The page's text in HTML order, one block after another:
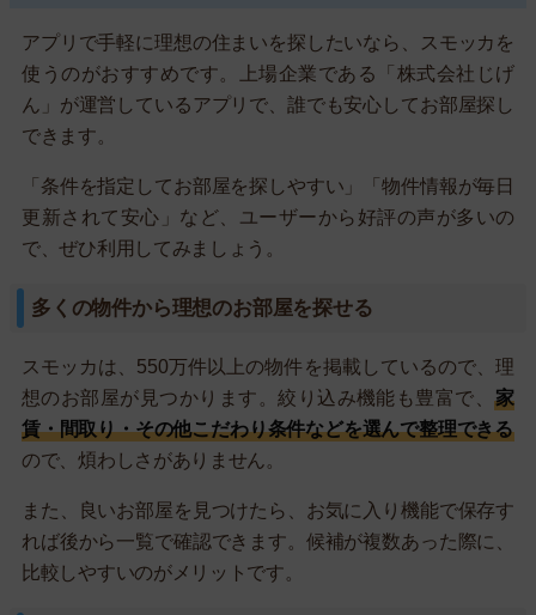
アプリで手軽に理想の住まいを探したいなら、スモッカを
使うのがおすすめです。上場企業である「株式会社じげ
ん」が運営しているアプリで、誰でも安心してお部屋探し
できます。
「条件を指定してお部屋を探しやすい」「物件情報が毎日
更新されて安心」など、ユーザーから好評の声が多いの
で、ぜひ利用してみましょう。
多くの物件から理想のお部屋を探せる
スモッカは、550万件以上の物件を掲載しているので、理
想のお部屋が見つかります。絞り込み機能も豊富で、家
賃・間取り・その他こだわり条件などを選んで整理できる
ので、煩わしさがありません。
また、良いお部屋を見つけたら、お気に入り機能で保存す
れば後から一覧で確認できます。候補が複数あった際に、
比較しやすいのがメリットです。